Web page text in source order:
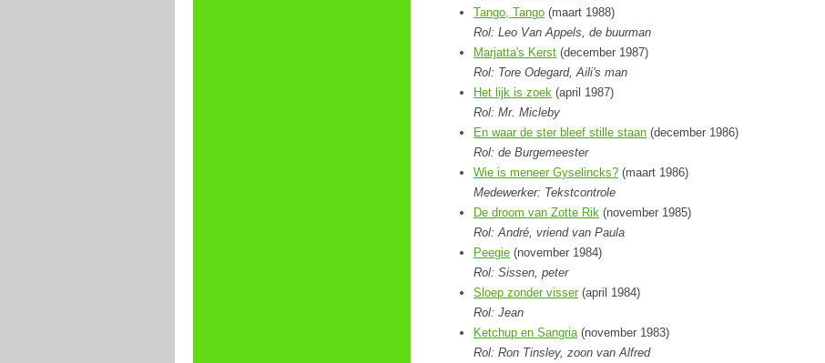
Tango, Tango (maart 1988)
Rol: Leo Van Appels, de buurman
Marjatta's Kerst (december 1987)
Rol: Tore Odegard, Aili's man
Het lijk is zoek (april 1987)
Rol: Mr. Micleby
En waar de ster bleef stille staan (december 1986)
Rol: de Burgemeester
Wie is meneer Gyselincks? (maart 1986)
Medewerker: Tekstcontrole
De droom van Zotte Rik (november 1985)
Rol: André, vriend van Paula
Peegie (november 1984)
Rol: Sissen, peter
Sloep zonder visser(april 1984)
Rol: Jean
Ketchup en Sangria (november 1983)
Rol: Ron Tinsley, zoon van Alfred